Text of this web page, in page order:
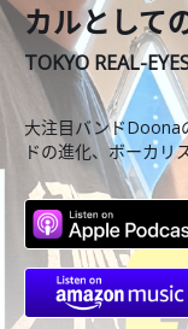
カルとして
TOKYO REAL-
大注目バンドDoona
ドの進化、ボーカリ